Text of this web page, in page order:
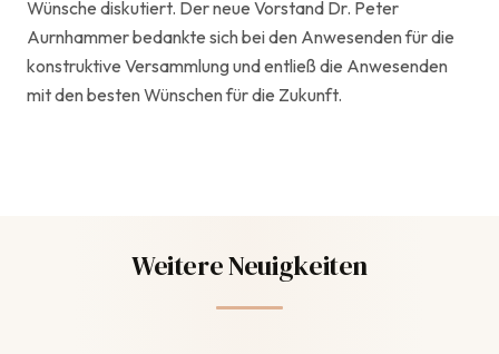
Wünsche diskutiert. Der neue Vorstand Dr. Peter
Aurnhammer bedankte sich bei den Anwesenden für die
konstruktive Versammlung und entließ die Anwesenden
mit den besten Wünschen für die Zukunft.
Weitere Neuigkeiten